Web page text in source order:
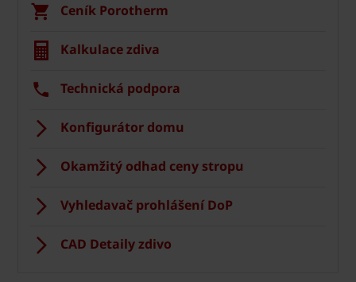
Ceník Porotherm
Kalkulace zdiva
Technická podpora
Konfigurátor domu
Okamžitý odhad ceny stropu
Vyhledavač prohlášení DoP
CAD Detaily zdivo